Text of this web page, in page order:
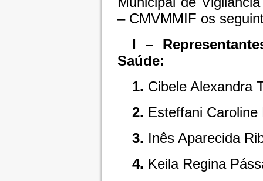
– CMVMMIF os
I –
Saúde:
1. Cibele Alexandra
2. Esteffani
3. Inês Aparecida
4. Keila Regina